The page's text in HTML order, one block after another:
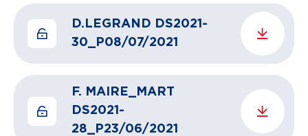
D.LEGRAND DS2021-
30_P08/07/2021
F. MAIRE_MART
DS2021-
28_P23/06/2021